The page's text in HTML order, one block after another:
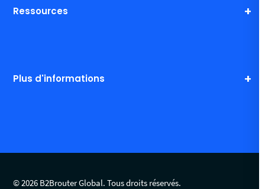
Ressources
Plus d'informations
© 2026 B2Brouter Global. Tous droits réservés.